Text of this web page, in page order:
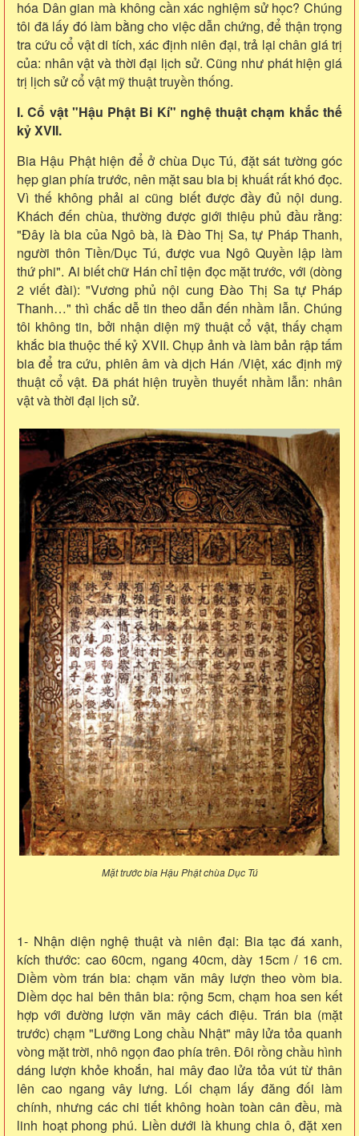
hóa Dân gian mà không cần xác nghiệm sử học? Chúng
tôi đã lấy đó làm bằng cho việc dẫn chứng, để thận trọng
tra cứu cổ vật di tích, xác định niên đại, trả lại chân giá trị
của: nhân vật và thời đại lịch sử. Cũng như phát hiện giá
trị lịch sử cổ vật mỹ thuật truyền thống.
I. Cổ vật "Hậu Phật Bi Kí" nghệ thuật chạm khắc thế
kỷ XVII.
Bia Hậu Phật hiện để ở chùa Dục Tú, đặt sát tường góc
hẹp gian phía trước, nên mặt sau bia bị khuất rất khó đọc.
Vì thế không phải ai cũng biết được đầy đủ nội dung.
Khách đến chùa, thường được giới thiệu phủ đầu rằng:
"Đây là bia của Ngô bà, là Đào Thị Sa, tự Pháp Thanh,
người thôn Tiền/Dục Tú, được vua Ngô Quyền lập làm
thứ phi". Ai biết chữ Hán chỉ tiện đọc mặt trước, với (dòng
2 viết đài): "Vương phủ nội cung Đào Thị Sa tự Pháp
Thanh…" thì chắc dễ tin theo dẫn đến nhầm lẫn. Chúng
tôi không tin, bởi nhận diện mỹ thuật cổ vật, thấy chạm
khắc bia thuộc thế kỷ XVII. Chụp ảnh và làm bản rập tấm
bia để tra cứu, phiên âm và dịch Hán /Việt, xác định mỹ
thuật cổ vật. Đã phát hiện truyền thuyết nhầm lẫn: nhân
vật và thời đại lịch sử.
Mặt trước bia Hậu Phật chùa Dục Tú
1- Nhận diện nghệ thuật và niên đại: Bia tạc đá xanh,
kích thước: cao 60cm, ngang 40cm, dày 15cm / 16 cm.
Diềm vòm trán bia: chạm văn mây lượn theo vòm bia.
Diềm dọc hai bên thân bia: rộng 5cm, chạm hoa sen kết
hợp với đường lượn văn mây cách điệu. Trán bia (mặt
trước) chạm "Lưỡng Long chầu Nhật" mây lửa tỏa quanh
vòng mặt trời, nhô ngọn đao phía trên. Đôi rồng chầu hình
dáng lượn khỏe khoắn, hai mây đao lửa tỏa vút từ thân
lên cao ngang vây lưng. Lối chạm lấy đăng đối làm
chính, nhưng các chi tiết không hoàn toàn cân đều, mà
linh hoạt phong phú. Liền dưới là khung chia ô, đặt xen